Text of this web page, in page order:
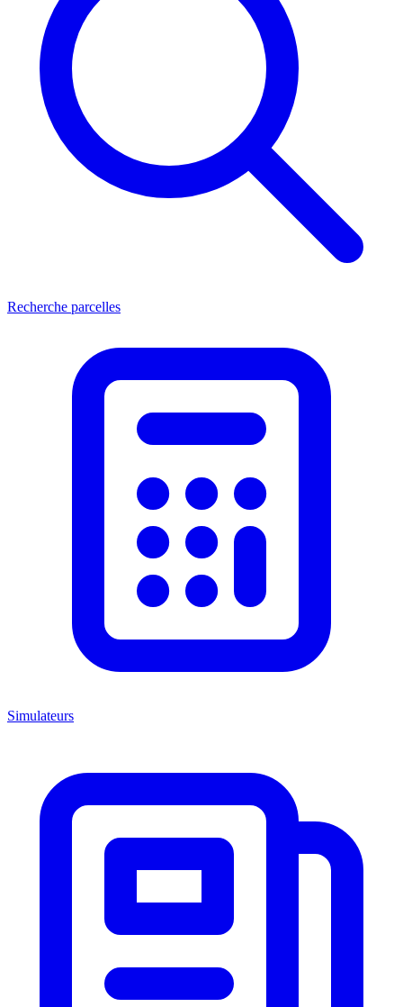
Recherche parcelles
Simulateurs